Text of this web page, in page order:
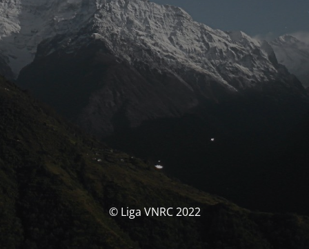
© Liga VNRC 2022